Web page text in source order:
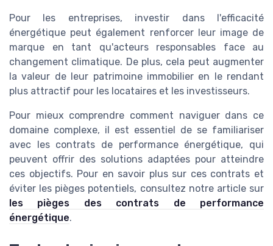
Pour les entreprises, investir dans l'efficacité
énergétique peut également renforcer leur image de
marque en tant qu'acteurs responsables face au
changement climatique. De plus, cela peut augmenter
la valeur de leur patrimoine immobilier en le rendant
plus attractif pour les locataires et les investisseurs.
Pour mieux comprendre comment naviguer dans ce
domaine complexe, il est essentiel de se familiariser
avec les contrats de performance énergétique, qui
peuvent offrir des solutions adaptées pour atteindre
ces objectifs. Pour en savoir plus sur ces contrats et
éviter les pièges potentiels, consultez notre article sur
les pièges des contrats de performance
énergétique.